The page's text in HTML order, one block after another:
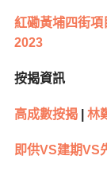
紅磡黃埔四街項
2023
按揭資訊
高成數按揭| 林
即供VS建期VS